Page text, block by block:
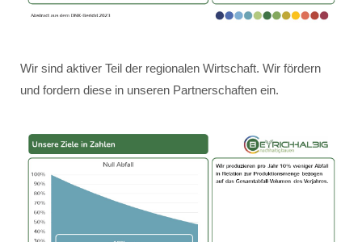
Wir sind aktiver Teil der regionalen Wirtschaft. Wir fördern
und fordern diese in unseren Partnerschaften ein.